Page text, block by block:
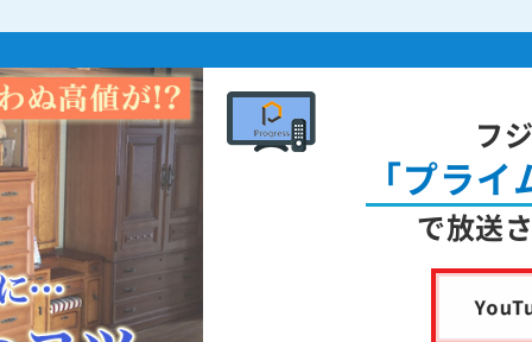
フ
「プラ
で放送